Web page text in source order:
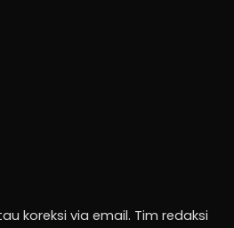
koreksi via email. Tim redaksi